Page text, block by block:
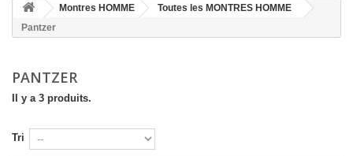
Montres HOMME
Toutes les MONTRES HOMME
Pantzer
PANTZER
Il y a 3 produits.
Tri